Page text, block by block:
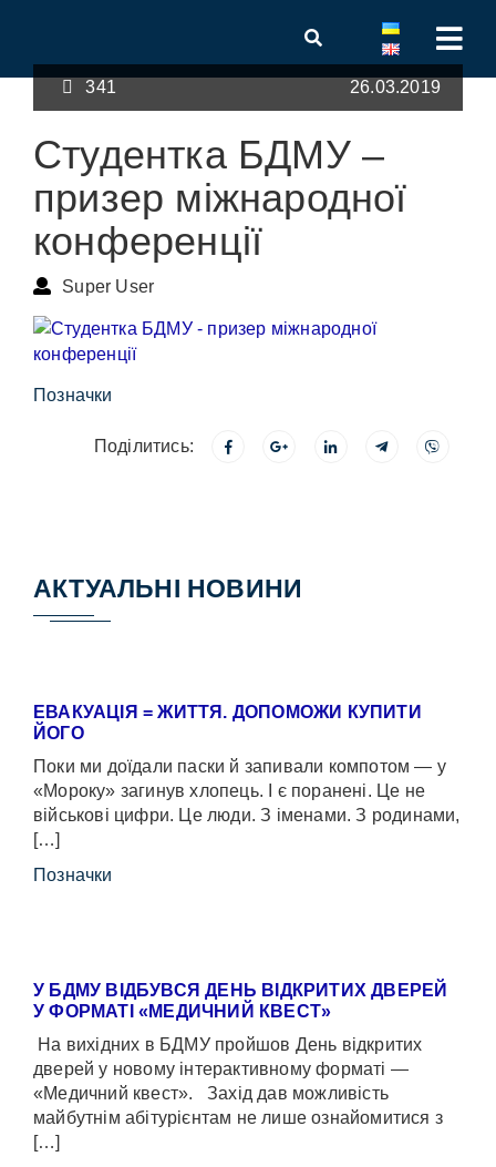
341 26.03.2019
Студентка БДМУ –
призер міжнародної
конференції
Super User
Позначки
Поділитись:
АКТУАЛЬНІ НОВИНИ
ЕВАКУАЦІЯ = ЖИТТЯ. ДОПОМОЖИ КУПИТИ
ЙОГО
Поки ми доїдали паски й запивали компотом — у
«Мороку» загинув хлопець. І є поранені. Це не
військові цифри. Це люди. З іменами. З родинами,
[…]
Позначки
У БДМУ ВІДБУВСЯ ДЕНЬ ВІДКРИТИХ ДВЕРЕЙ
У ФОРМАТІ «МЕДИЧНИЙ КВЕСТ»
На вихідних в БДМУ пройшов День відкритих
дверей у новому інтерактивному форматі —
«Медичний квест». Захід дав можливість
майбутнім абітурієнтам не лише ознайомитися з
[…]